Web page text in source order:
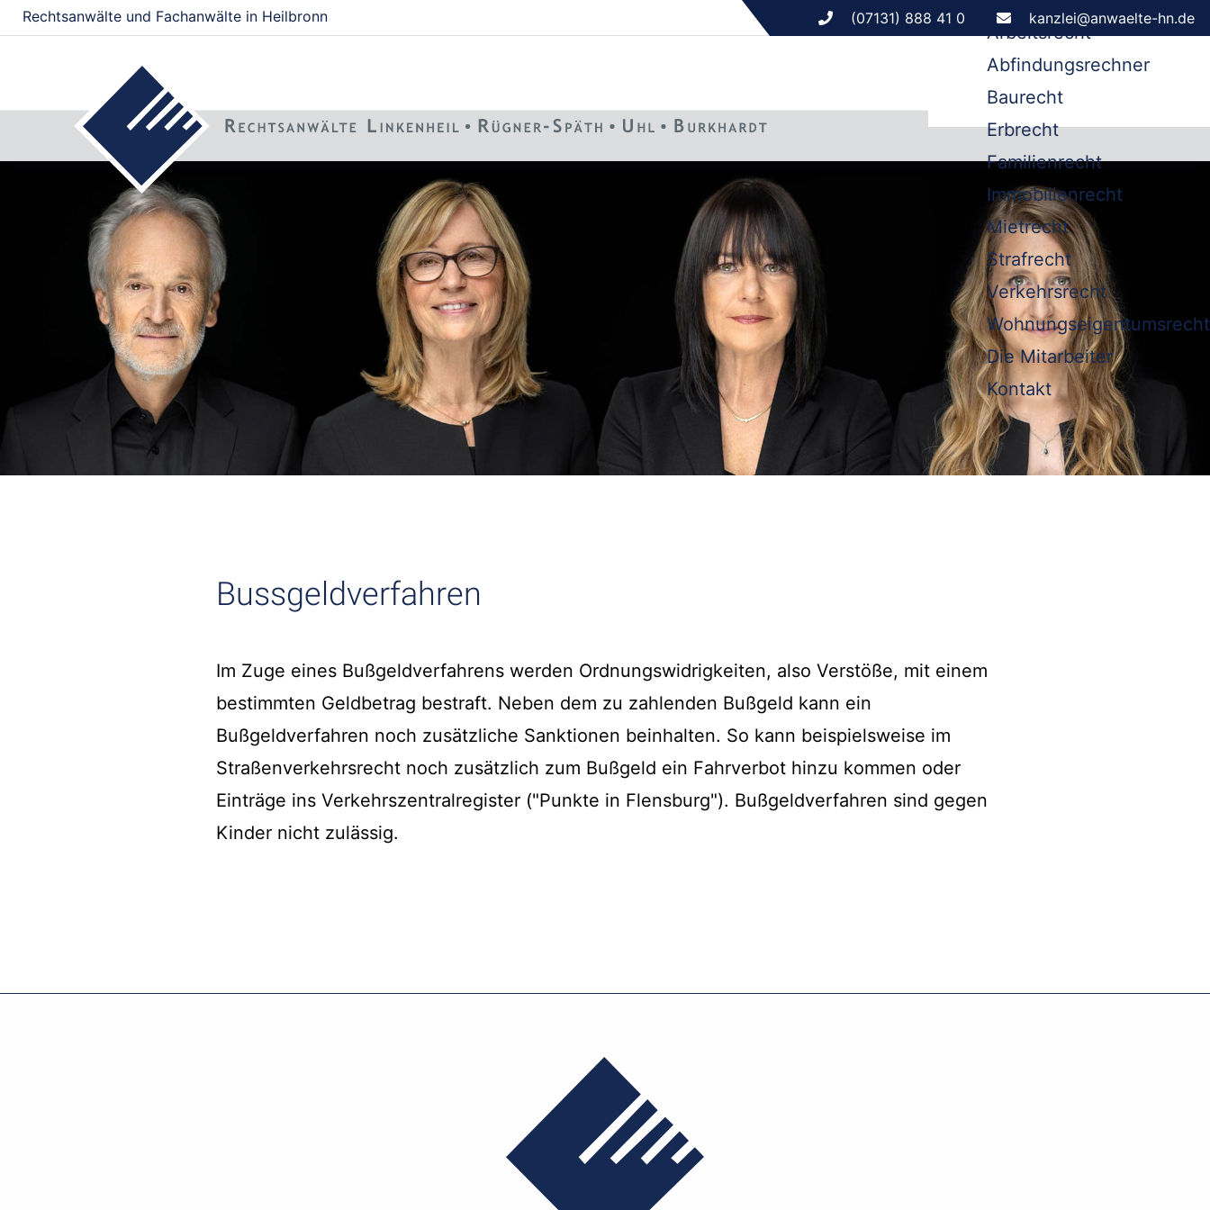
Rechtsanwälte und Fachanwälte in Heilbronn (07131) 888 41 0 kanzlei@anwaelte-hn.de
Arbeitsrecht
Abfindungsrechner
Baurecht
Erbrecht
Familienrecht
Immobilienrecht
Mietrecht
Strafrecht
Verkehrsrecht
Wohnungseigentumsrecht
Die Mitarbeiter
Kontakt
Bussgeldverfahren
Im Zuge eines Bußgeldverfahrens werden Ordnungswidrigkeiten, also Verstöße, mit einem
bestimmten Geldbetrag bestraft. Neben dem zu zahlenden Bußgeld kann ein
Bußgeldverfahren noch zusätzliche Sanktionen beinhalten. So kann beispielsweise im
Straßenverkehrsrecht noch zusätzlich zum Bußgeld ein Fahrverbot hinzu kommen oder
Einträge ins Verkehrszentralregister ("Punkte in Flensburg"). Bußgeldverfahren sind gegen
Kinder nicht zulässig.